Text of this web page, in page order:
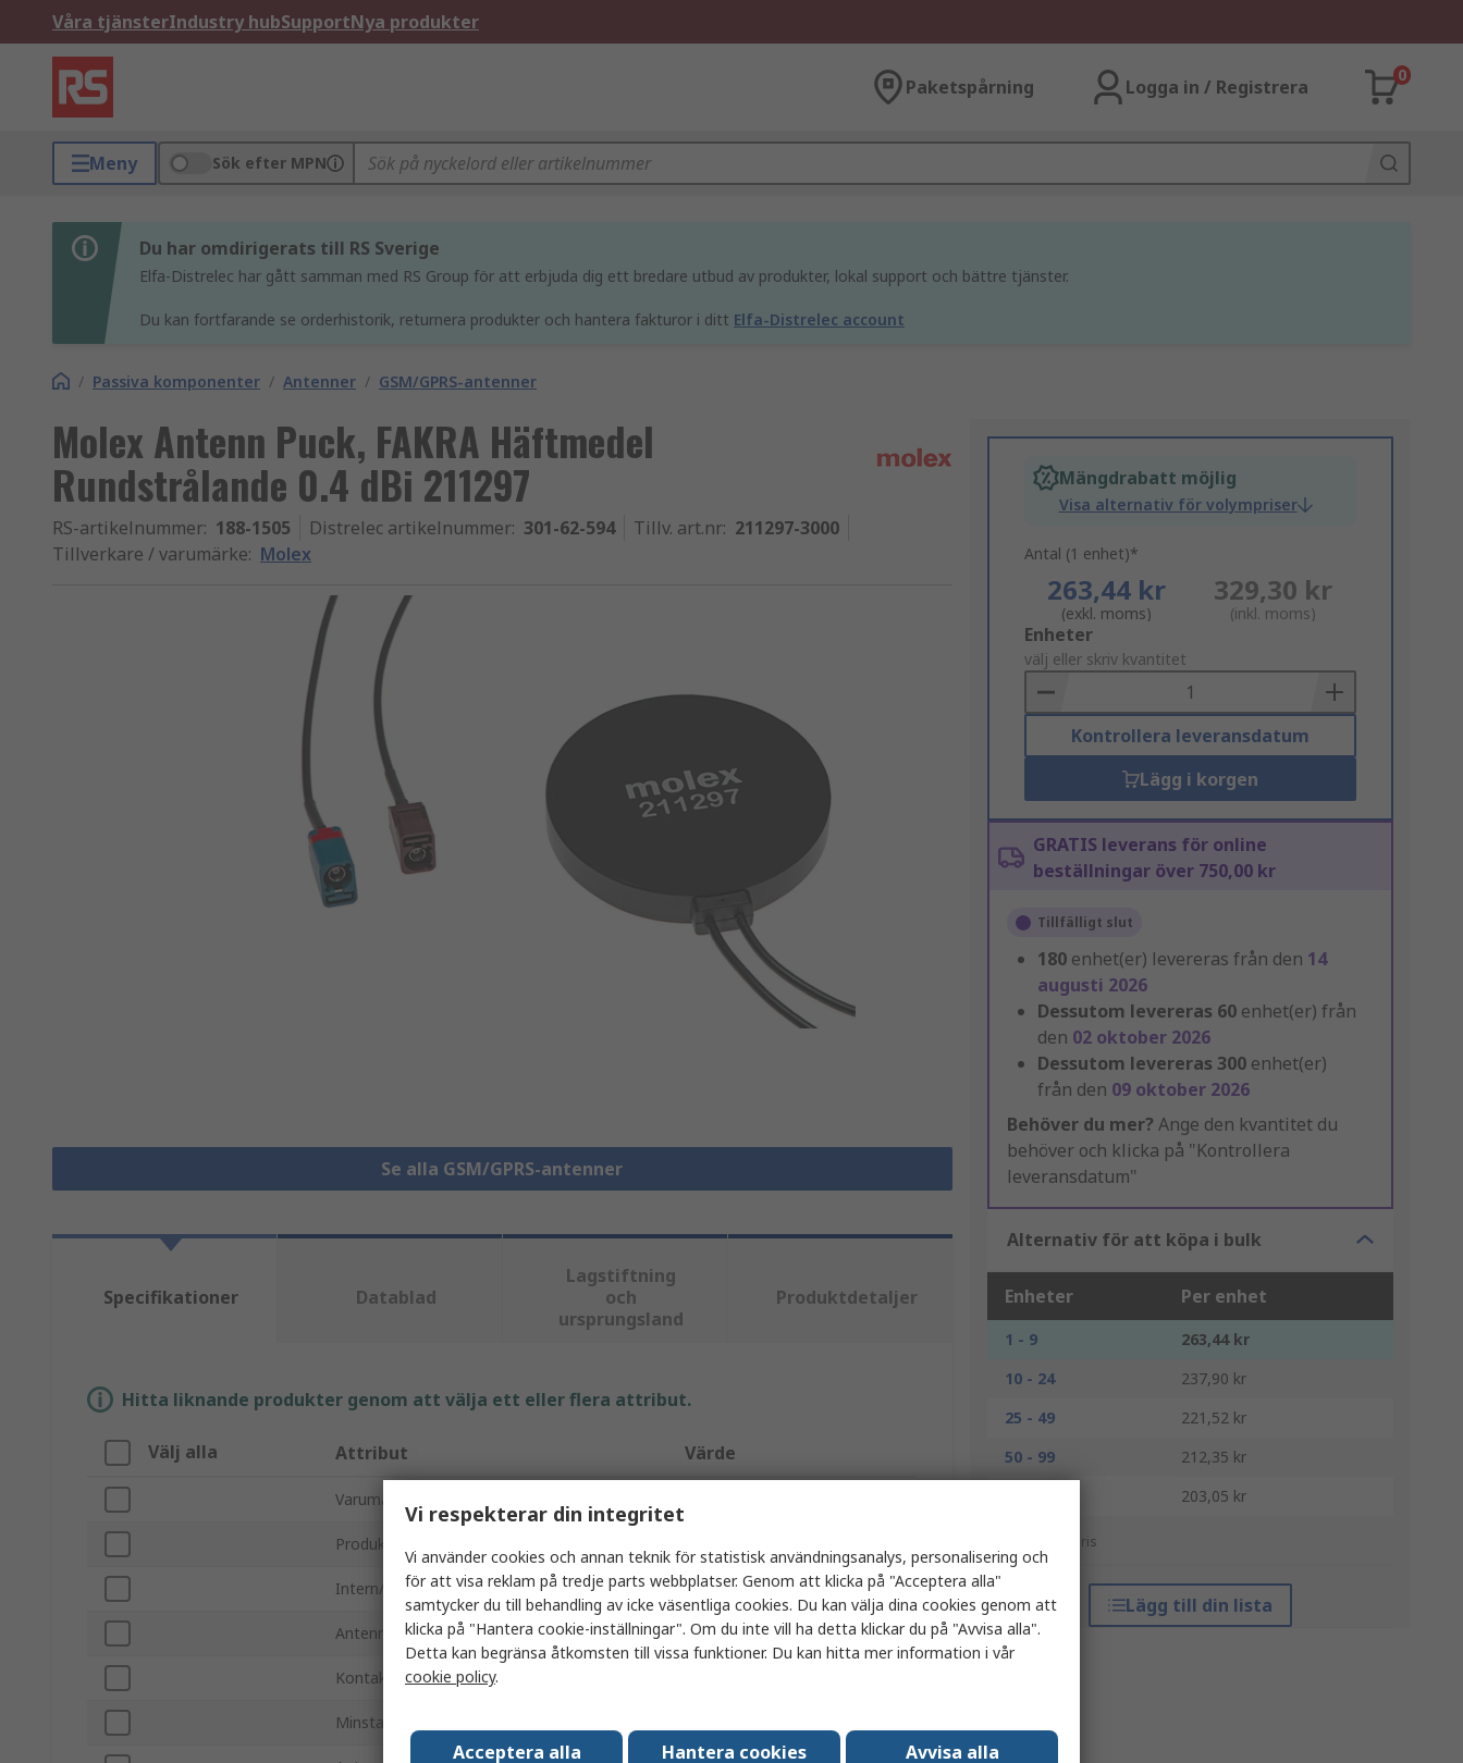
Våra tjänsterIndustry hubSupportNya produkter
Paketspårning Logga in / Registrera
0
Meny Sök efter MPN
Du har omdirigerats till RS Sverige
Elfa-Distrelec har gått samman med RS Group för att erbjuda dig ett bredare utbud av produkter, lokal support och bättre tjänster.
Du kan fortfarande se orderhistorik, returnera produkter och hantera fakturor i ditt Elfa-Distrelec account
/ Passiva komponenter / Antenner / GSM/GPRS-antenner
Molex Antenn Puck, FAKRA Häftmedel
Rundstrålande 0.4 dBi 211297
RS-artikelnummer: 188-1505 Distrelec artikelnummer: 301-62-594 Tillv. art.nr: 211297-3000
Tillverkare / varumärke: Molex
Se alla GSM/GPRS-antenner
Mängdrabatt möjlig
Visa alternativ för volympriser
Antal (1 enhet)*
263,44 kr
(exkl. moms)
329,30 kr
(inkl. moms)
Add
to
Basket
Enheter
välj eller skriv kvantitet
Kontrollera leveransdatum
Lägg i korgen
GRATIS leverans för online
beställningar över 750,00 kr
Tillfälligt slut
180 enhet(er) levereras från den 14
augusti 2026
Dessutom levereras 60 enhet(er) från
den 02 oktober 2026
Dessutom levereras 300 enhet(er)
från den 09 oktober 2026
Behöver du mer? Ange den kvantitet du
behöver och klicka på "Kontrollera
leveransdatum"
Alternativ för att köpa i bulk
Enheter Per enhet
1 - 9
263,44 kr
10 - 24
237,90 kr
25 - 49
221,52 kr
50 - 99
212,35 kr
203,05 kr
*vägledande pris
Lägg till din lista
Specifikationer Datablad
Lagstiftning
och
ursprungsland
Produktdetaljer
Hitta liknande produkter genom att välja ett eller flera attribut.
Välj alla Attribut Värde
Varumärke
Produkttyp
Intern/extern Extern
Antennens fysiska form Puck
Kontaktdonstyp
Minsta frekvens
Vi respekterar din integritet
Vi använder cookies och annan teknik för statistisk användningsanalys, personalisering och
för att visa reklam på tredje parts webbplatser. Genom att klicka på "Acceptera alla"
samtycker du till behandling av icke väsentliga cookies. Du kan välja dina cookies genom att
klicka på "Hantera cookie-inställningar". Om du inte vill ha detta klickar du på "Avvisa alla".
Detta kan begränsa åtkomsten till vissa funktioner. Du kan hitta mer information i vår
cookie policy.
Acceptera alla Hantera cookies Avvisa alla